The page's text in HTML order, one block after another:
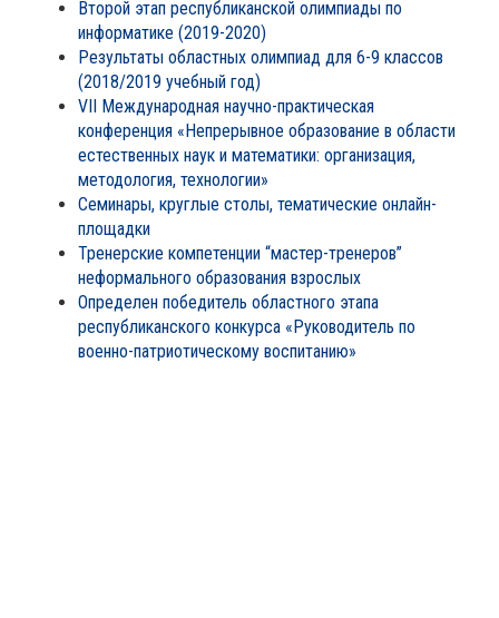
Второй этап республиканской олимпиады по
информатике (2019-2020)
Результаты областных олимпиад для 6-9 классов
(2018/2019 учебный год)
VII Международная научно-практическая
конференция «Непрерывное образование в области
естественных наук и математики: организация,
методология, технологии»
Семинары, круглые столы, тематические онлайн-
площадки
Тренерские компетенции “мастер-тренеров”
неформального образования взрослых
Определен победитель областного этапа
республиканского конкурса «Руководитель по
военно-патриотическому воспитанию»